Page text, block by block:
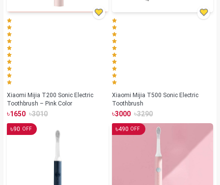
Xiaomi Mijia T200 Sonic Electric
Toothbrush – Pink Color
৳1650 ৳3010
Xiaomi Mijia T500 Sonic Electric
Toothbrush
৳3000 ৳3290
৳90 OFF ৳490 OFF